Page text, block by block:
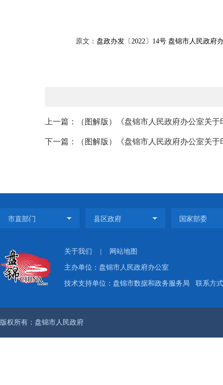
原文： 盘政办发〔2022〕14号 盘锦市人民政府
上一篇：（图解版）《盘锦市人民政府办公室关
下一篇：（图解版）《盘锦市人民政府办公室关
关于我们 网站地图
主办单位：盘锦市人民政府办公室
技术支持单位：盘锦市数据和政务服务局 联系方
版权所有：盘锦市人民政府